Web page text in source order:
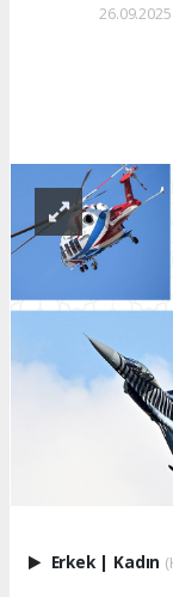
Erkek Kadın